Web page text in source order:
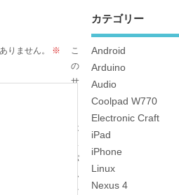
りません。
※
こ
の
サ
は
パ
ム
を
カテゴリー
Android
Arduino
Audio
Coolpad W770
Electronic Craft
iPad
iPhone
Linux
Nexus 4